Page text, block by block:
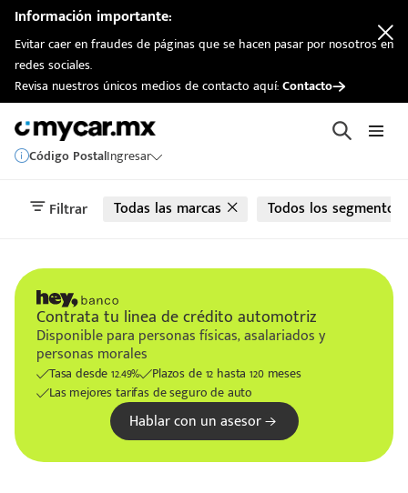
Información importante:
Evitar caer en fraudes de páginas que se hacen pasar por nosotros en
redes sociales.
Revisa nuestros únicos medios de contacto aquí:Contacto
Código PostalIngresar
Filtrar Todas las marcas Todos los segmentos
Contrata tu linea de crédito automotriz
Disponible para personas físicas, asalariados y
personas morales
Tasa desde 12.49%
Plazos de 12 hasta 120 meses
Las mejores tarifas de seguro de auto
Hablar con un asesor